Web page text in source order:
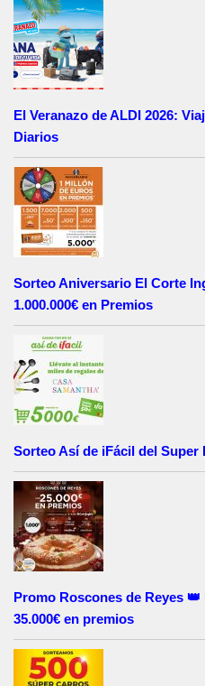
El Veranazo de ALDI 2026:
Diarios
Sorteo Aniversario El Corte
1.000.000€ en Premios
Sorteo Así de iFácil del Super
Promo Roscones de Reyes
35.000€ en premios